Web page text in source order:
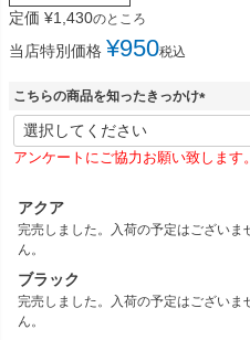
定価 ¥1,430のところ
当店特別価格 ¥950税込
こちらの商品を知ったきっかけ
(
須
アンケートにご協力お願い致します。
アクア
完売しました。入荷の予定はございま
ん。
ブラック
完売しました。入荷の予定はございま
ん。